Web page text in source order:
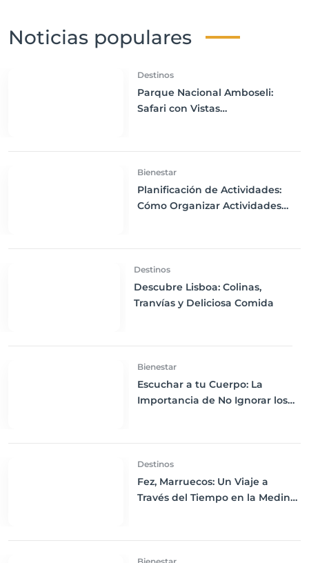
Noticias populares
Destinos
Parque Nacional Amboseli:
Safari con Vistas
Bienestar
Planificación de Actividades:
Cómo Organizar Actividades
Destinos
Descubre Lisboa: Colinas,
Tranvías y Deliciosa Comida
Bienestar
Escuchar a tu Cuerpo: La
Importancia de No Ignorar los
Destinos
Fez, Marruecos: Un Viaje a
Través del Tiempo en la Medina